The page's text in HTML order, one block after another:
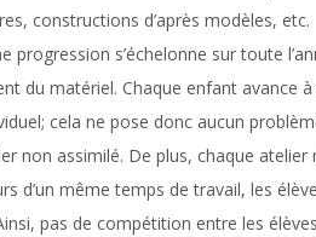
constructions d’après modèles, etc.
progression s’échelonne sur toute
du matériel. Chaque enfant avance
cela ne pose donc aucun
non assimilé. De plus, chaque atelier
d’un même temps de travail, les
pas de compétition entre les